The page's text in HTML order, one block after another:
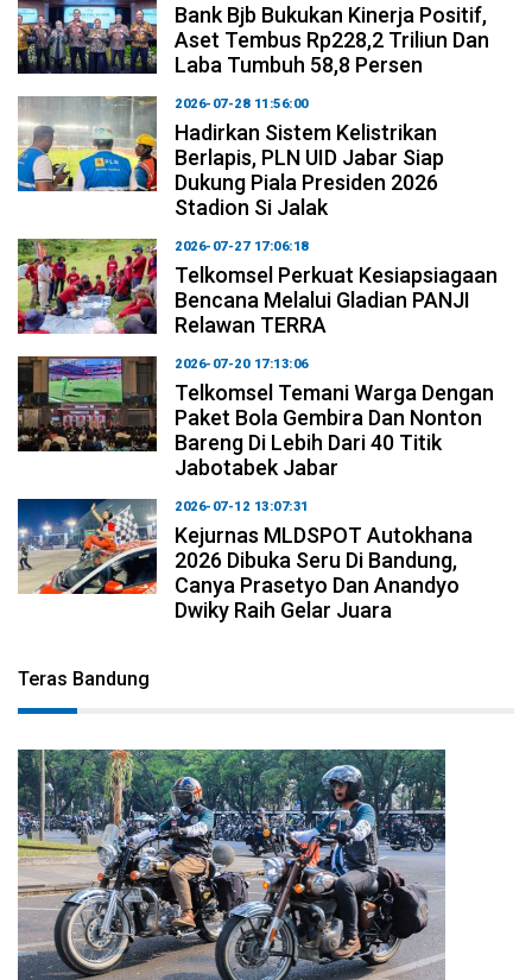
Bank Bjb Bukukan Kinerja Positif,
Aset Tembus Rp228,2 Triliun Dan
Laba Tumbuh 58,8 Persen
2026-07-28 11:56:00
Hadirkan Sistem Kelistrikan
Berlapis, PLN UID Jabar Siap
Dukung Piala Presiden 2026
Stadion Si Jalak
2026-07-27 17:06:18
Telkomsel Perkuat Kesiapsiagaan
Bencana Melalui Gladian PANJI
Relawan TERRA
2026-07-20 17:13:06
Telkomsel Temani Warga Dengan
Paket Bola Gembira Dan Nonton
Bareng Di Lebih Dari 40 Titik
Jabotabek Jabar
2026-07-12 13:07:31
Kejurnas MLDSPOT Autokhana
2026 Dibuka Seru Di Bandung,
Canya Prasetyo Dan Anandyo
Dwiky Raih Gelar Juara
Teras Bandung